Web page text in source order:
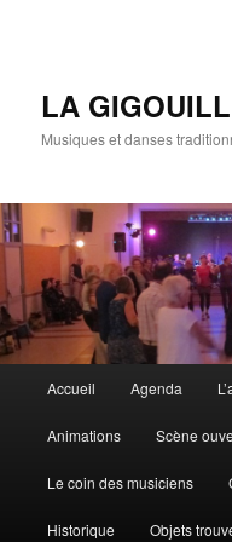
LA
Musiques et danses
Aller au contenu
Aller au contenu
Accueil Agenda
Animations Scène
Le coin des musiciens
Historique Objets